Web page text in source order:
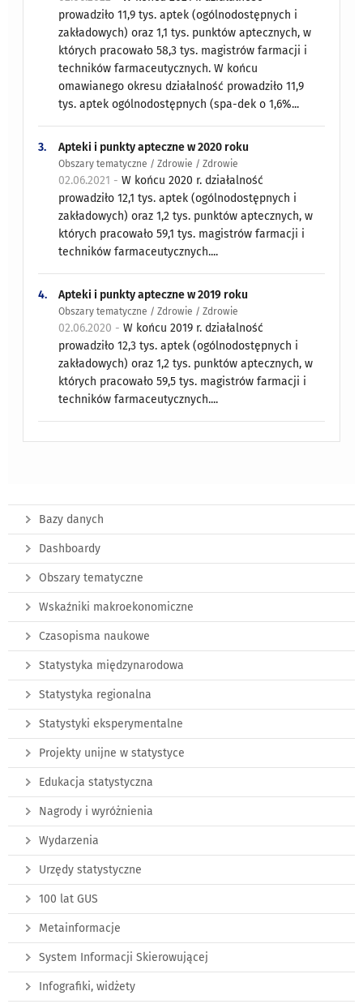
prowadziło 11,9 tys. aptek (ogólnodostępnych i
zakładowych) oraz 1,1 tys. punktów aptecznych, w
których pracowało 58,3 tys. magistrów farmacji i
techników farmaceutycznych. W końcu
omawianego okresu działalność prowadziło 11,9
tys. aptek ogólnodostępnych (spa-dek o 1,6%...
3. Apteki i punkty apteczne w 2020 roku
Obszary tematyczne / Zdrowie / Zdrowie
02.06.2021 -W końcu 2020 r. działalność
prowadziło 12,1 tys. aptek (ogólnodostępnych i
zakładowych) oraz 1,2 tys. punktów aptecznych, w
których pracowało 59,1 tys. magistrów farmacji i
techników farmaceutycznych....
4. Apteki i punkty apteczne w 2019 roku
Obszary tematyczne / Zdrowie / Zdrowie
02.06.2020 -W końcu 2019 r. działalność
prowadziło 12,3 tys. aptek (ogólnodostępnych i
zakładowych) oraz 1,2 tys. punktów aptecznych, w
których pracowało 59,5 tys. magistrów farmacji i
techników farmaceutycznych....
Bazy danych
Dashboardy
Obszary tematyczne
Wskaźniki makroekonomiczne
Czasopisma naukowe
Statystyka międzynarodowa
Statystyka regionalna
Statystyki eksperymentalne
Projekty unijne w statystyce
Edukacja statystyczna
Nagrody i wyróżnienia
Wydarzenia
Urzędy statystyczne
100 lat GUS
Metainformacje
System Informacji Skierowującej
Infografiki, widżety